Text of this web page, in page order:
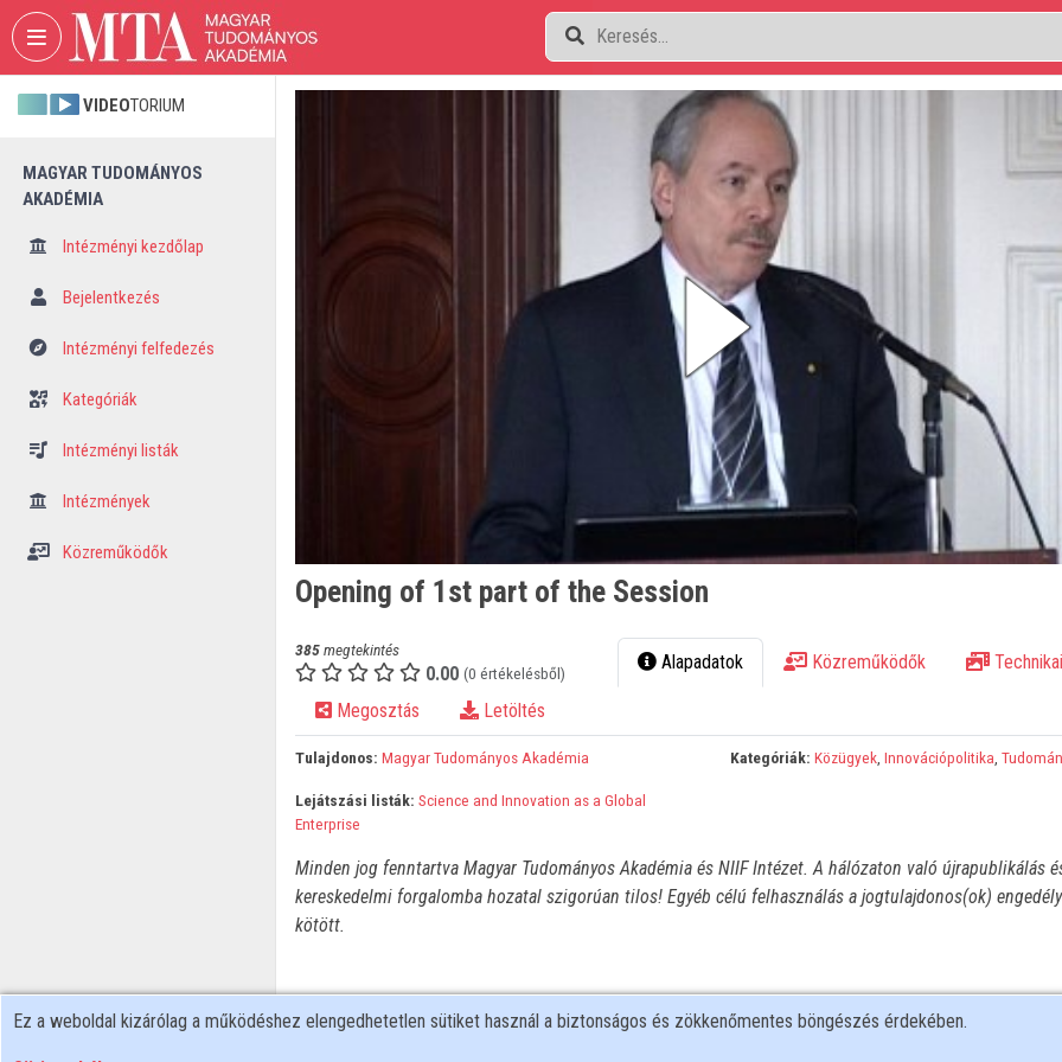
Fejléc kihagyása Menü kihagyása Tartalom kihagyása
VIDEOTORIUM
MAGYAR TUDOMÁNYOS
AKADÉMIA
Intézményi kezdőlap
Bejelentkezés
Intézményi felfedezés
Kategóriák
Intézményi listák
Intézmények
Közreműködők
Opening of 1st part of the Session
385megtekintés
0.00 (0 értékelésből) Alapadatok Közreműködők
Megosztás Letöltés
Tulajdonos: Magyar Tudományos Akadémia Kategóriák: Közügyek,Innovációpolitika,
Lejátszási listák: Science and Innovation as a Global
Enterprise
Minden jog fenntartva Magyar Tudományos Akadémia és NIIF Intézet. A hálózaton való újrapublikálás
kereskedelmi forgalomba hozatal szigorúan tilos! Egyéb célú felhasználás a jogtulajdonos(ok)
kötött.
Ez a weboldal kizárólag a működéshez elengedhetetlen sütiket használ a biztonságos és zökkenőmentes böngészés érdekében.